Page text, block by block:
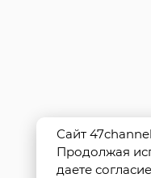
Сайт
Продолжая
даете